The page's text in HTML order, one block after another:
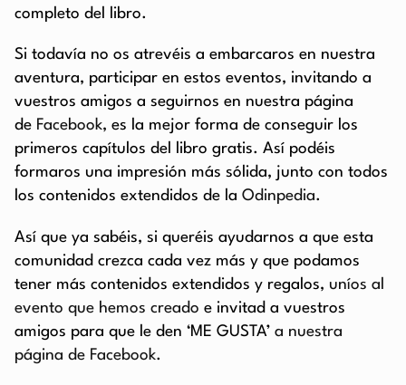
completo del libro.
Si todavía no os atrevéis a embarcaros en nuestra
aventura, participar en estos eventos, invitando a
vuestros amigos a seguirnos en nuestra página
de Facebook, es la mejor forma de conseguir los
primeros capítulos del libro gratis. Así podéis
formaros una impresión más sólida, junto con todos
los contenidos extendidos de la Odinpedia.
Así que ya sabéis, si queréis ayudarnos a que esta
comunidad crezca cada vez más y que podamos
tener más contenidos extendidos y regalos, uníos al
evento que hemos creado e invitad a vuestros
amigos para que le den ‘ME GUSTA’ a nuestra
página de Facebook.